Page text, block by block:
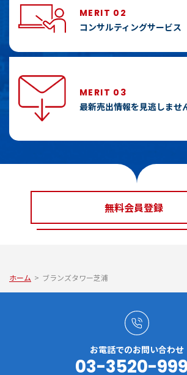
MERIT 02
コンサルティングサービス
MERIT 03
最新売出情報を見逃しませ
無料会員登録
ホーム > ブランズタワー芝浦
お電話でのお問い合わせ
03-3520-